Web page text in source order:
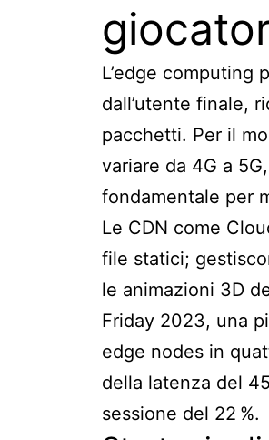
L’edge computing
dall’utente finale,
pacchetti. Per il
variare da 4G a
fondamentale per
Le CDN come
file statici;
le animazioni 3D
Friday 2023, una
edge nodes in
della latenza del
sessione del 22 %.